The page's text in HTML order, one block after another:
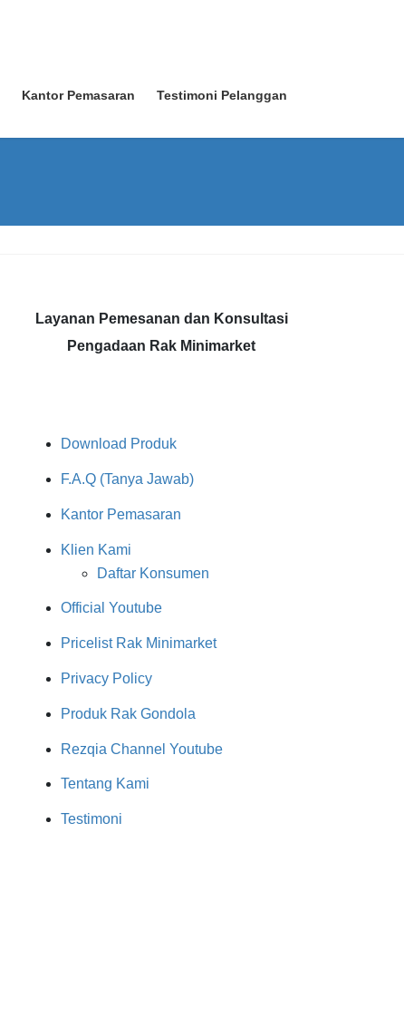
Kantor Pemasaran Testimoni Pelanggan
Layanan Pemesanan dan Konsultasi
Pengadaan Rak Minimarket
Download Produk
F.A.Q (Tanya Jawab)
Kantor Pemasaran
Klien Kami
Daftar Konsumen
Official Youtube
Pricelist Rak Minimarket
Privacy Policy
Produk Rak Gondola
Rezqia Channel Youtube
Tentang Kami
Testimoni